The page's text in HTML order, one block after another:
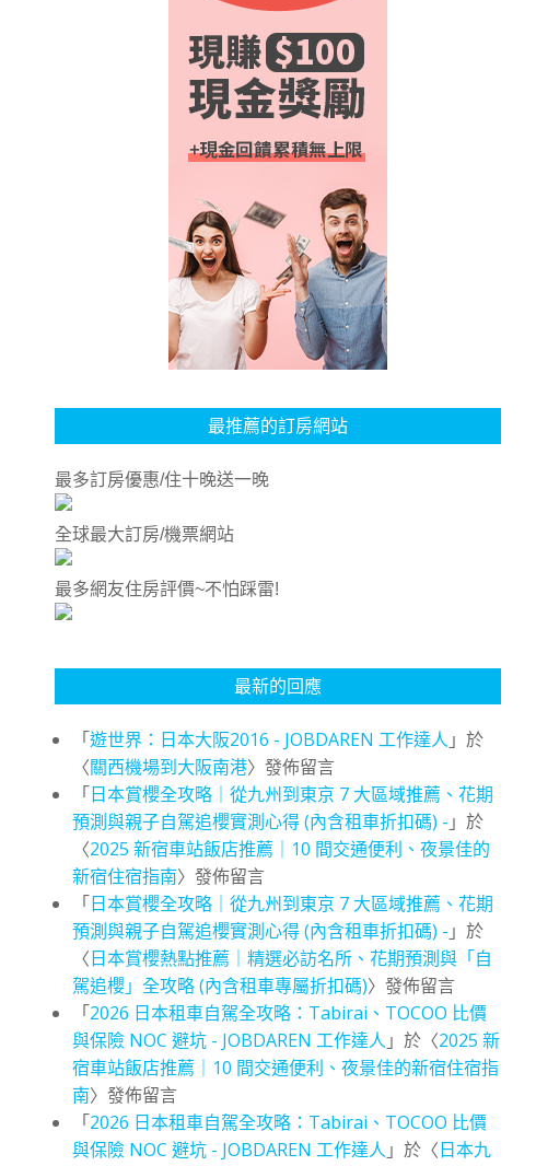
最推薦的訂房網站
最多訂房優惠/住十晚送一晚
全球最大訂房/機票網站
最多網友住房評價~不怕踩雷!
最新的回應
「遊世界：日本大阪2016 - JOBDAREN 工作達人 」於
〈關西機場到大阪南港〉發佈留言
「日本賞櫻全攻略｜從九州到東京 7 大區域推薦、花期
預測與親子自駕追櫻實測心得 (內含租車折扣碼) - 」於
〈2025 新宿車站飯店推薦｜10 間交通便利、夜景佳的
新宿住宿指南〉發佈留言
「日本賞櫻全攻略｜從九州到東京 7 大區域推薦、花期
預測與親子自駕追櫻實測心得 (內含租車折扣碼) - 」於
〈日本賞櫻熱點推薦｜精選必訪名所、花期預測與「自
駕追櫻」全攻略 (內含租車專屬折扣碼)〉發佈留言
「2026 日本租車自駕全攻略：Tabirai、TOCOO 比價
與保險 NOC 避坑 - JOBDAREN 工作達人 」於〈2025 新
宿車站飯店推薦｜10 間交通便利、夜景佳的新宿住宿指
南〉發佈留言
「2026 日本租車自駕全攻略：Tabirai、TOCOO 比價
與保險 NOC 避坑 - JOBDAREN 工作達人 」於〈日本九